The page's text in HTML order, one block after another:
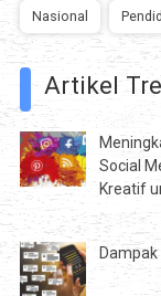
Nasional
Artikel
Social
Kreatif